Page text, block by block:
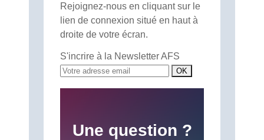
Rejoignez-nous en cliquant sur le
lien de connexion situé en haut à
droite de votre écran.
S'incrire à la Newsletter AFS
Une question ?